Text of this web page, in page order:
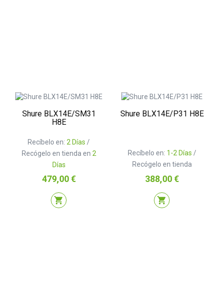
Shure BLX14E/SM31
H8E
Recíbelo en: 2 Días /
Recógelo en tienda en 2
Días
Precio
479,00 €
shopping_cart
Shure BLX14E/P31 H8E
Recíbelo en: 1-2 Días /
Recógelo en tienda
Precio
388,00 €
shopping_cart